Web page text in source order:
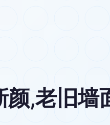
颜,老旧